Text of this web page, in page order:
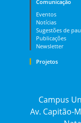
Comunicação
Eventos
Notícias
Sugestões de
Publicações
Newsletter
Projetos
Campus
Av. Capitão-